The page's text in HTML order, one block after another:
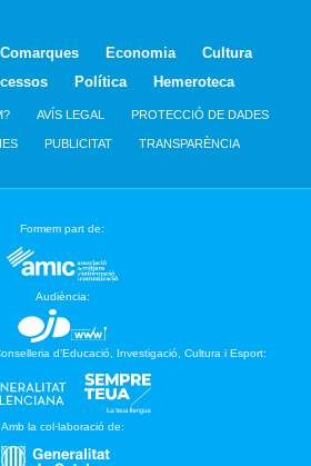
Comarques Economia
Cultura
Política Hemeroteca
AVÍS LEGAL PROTECCIÓ DE DADES
PUBLICITAT TRANSPARÈNCIA
Formem part de:
Audiència:
d’Educació, Investigació, Cultura i Esport:
Amb la col·laboració de: